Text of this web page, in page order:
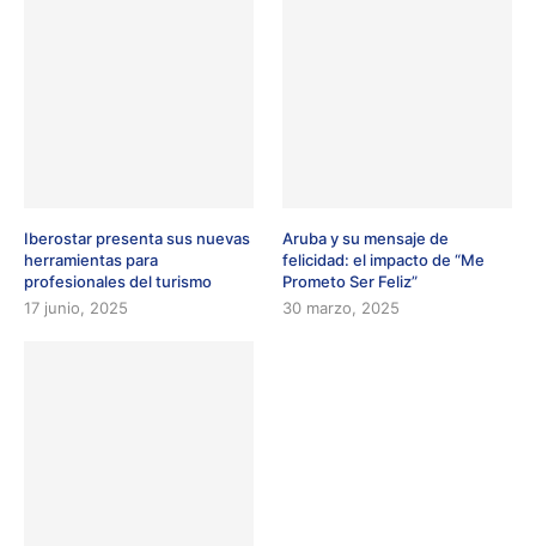
Iberostar presenta sus nuevas
herramientas para
profesionales del turismo
17 junio, 2025
Aruba y su mensaje de
felicidad: el impacto de “Me
Prometo Ser Feliz”
30 marzo, 2025